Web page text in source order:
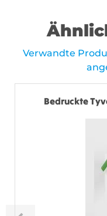
Verwandte
Bedruckte